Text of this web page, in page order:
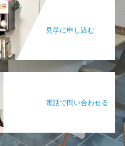
見学に申し込む
電話で問い合わせる